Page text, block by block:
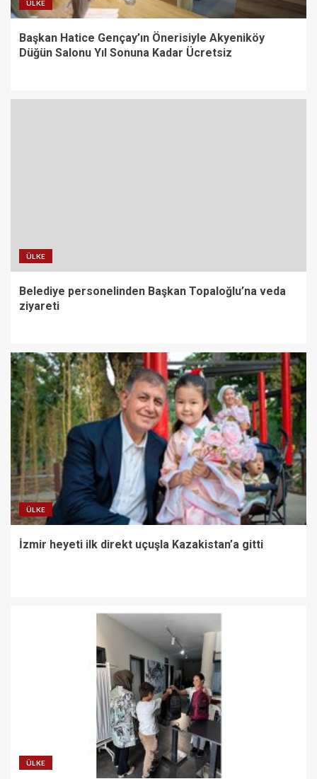
ÜLKE
Başkan Hatice Gençay’ın Önerisiyle Akyeniköy
Düğün Salonu Yıl Sonuna Kadar Ücretsiz
ÜLKE
Belediye personelinden Başkan Topaloğlu’na veda
ziyareti
ÜLKE
İzmir heyeti ilk direkt uçuşla Kazakistan’a gitti
ÜLKE